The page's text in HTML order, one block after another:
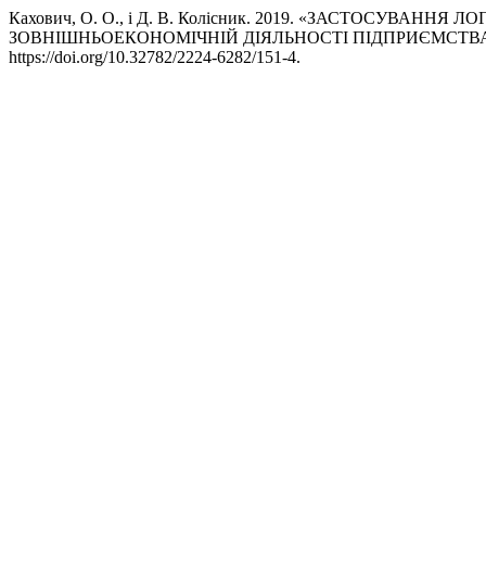
Кахович, О. О., і Д. В. Колісник. 2019.
ЗОВНІШНЬОЕКОНОМІЧНІЙ ДІЯЛЬНОСТІ
https://doi.org/10.32782/2224-6282/151-4.